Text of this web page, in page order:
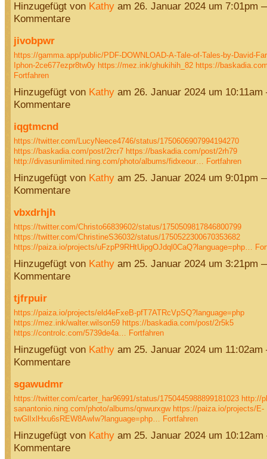
Hinzugefügt von Kathyam 26. Januar 2024 um 7:01pm
Kommentare
jivobpwr
https://gamma.app/public/PDF-DOWNLOAD-A-Tale-of-Tales-by-David-
Iphon-2ce677ezpr8tw0y https://mez.ink/ghukihih_82 https://
Fortfahren
Hinzugefügt von Kathyam 26. Januar 2024 um
Kommentare
iqgtmcnd
https://twitter.com/LucyNeece4746/status/1750606907994194270
https://baskadia.com/post/2rcr7 https://baskadia.com/post/2rh79
http://divasunlimited.ning.com/photo/albums/fidxeour… Fortfahren
Hinzugefügt von Kathyam 25. Januar 2024 um 9:01pm
Kommentare
vbxdrhjh
https://twitter.com/Christo66839602/status/1750509817846800799
https://twitter.com/ChristineS36032/status/1750522300670353682
https://paiza.io/projects/uFzpP9RHtUipgOJdql0CaQ?language=php…
Hinzugefügt von Kathyam 25. Januar 2024 um 3:21pm
Kommentare
tjfrpuir
https://paiza.io/projects/eld4eFxeB-pfT7ATRcVpSQ?language=php
https://mez.ink/walter.wilson59 https://baskadia.com/post/2r5k5
https://controlc.com/5739de4a…
Fortfahren
Hinzugefügt von Kathyam 25. Januar 2024 um
Kommentare
sgawudmr
https://twitter.com/carter_har96991/status/1750445988899181023 http://
sanantonio.ning.com/photo/albums/qnwurxgw https://paiza.io/projects/E-
twGlIxlHxu6sREW8AwIw?language=php…
Fortfahren
Hinzugefügt von Kathyam 25. Januar 2024 um
Kommentare